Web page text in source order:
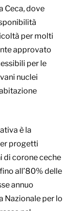
Ceca, dove
per molti
approvato
per le
nuclei
è la
progetti
di corone ceche
all’80% delle
annuo
Nazionale per lo